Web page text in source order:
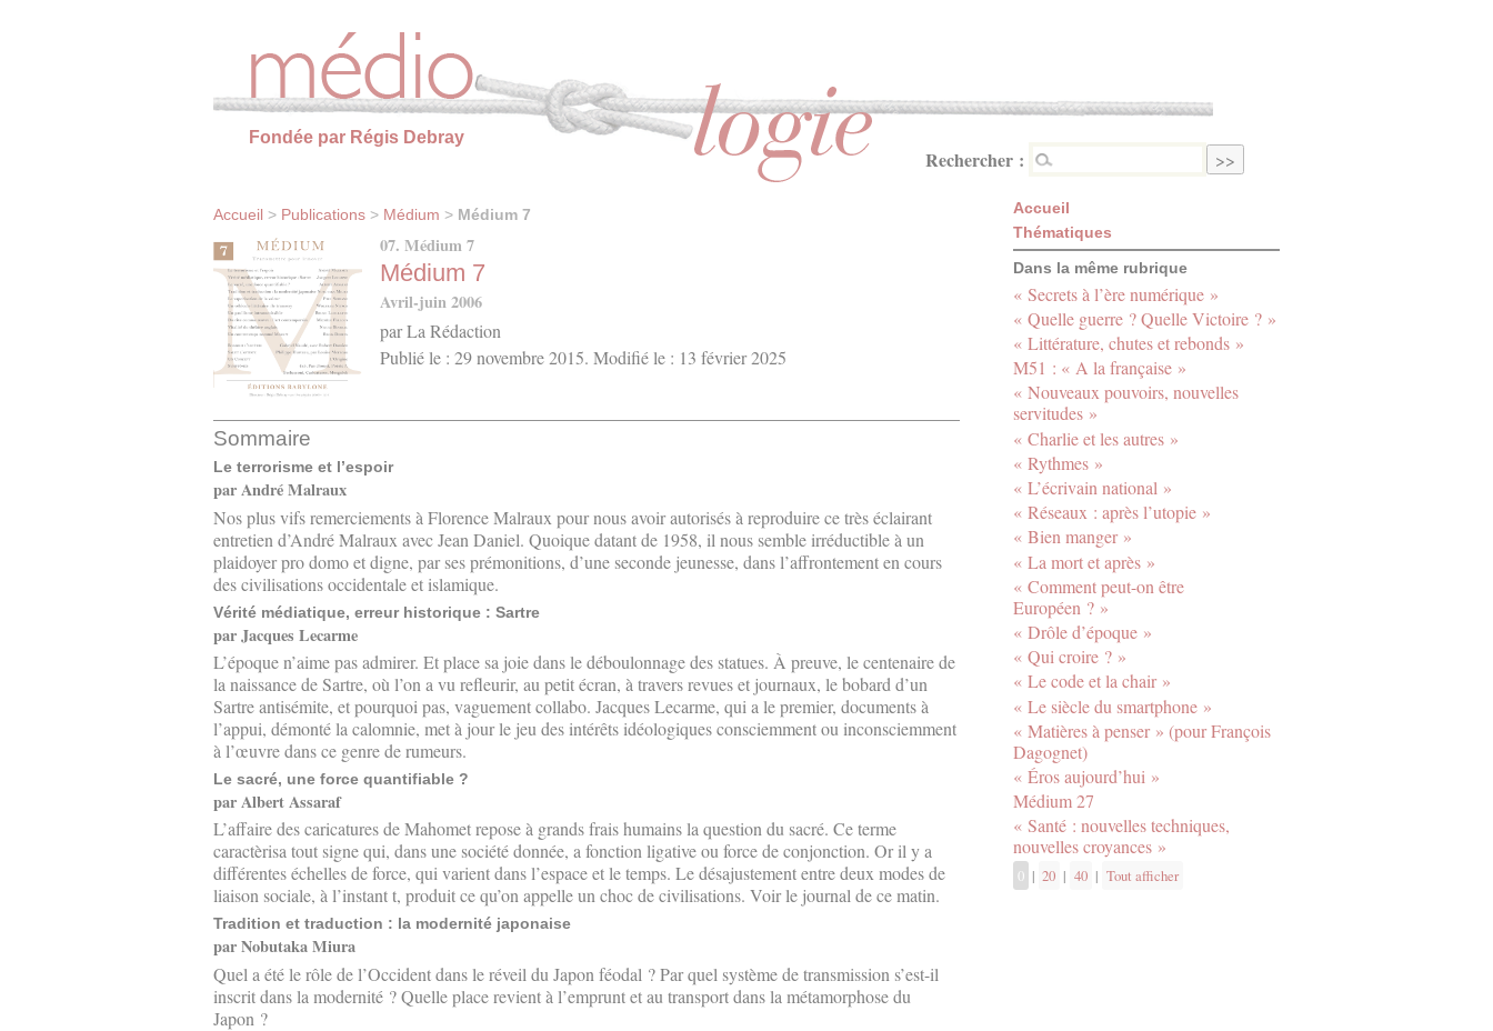
Fondée par Régis Debray
Rechercher :
Accueil > Publications > Médium > Médium 7
07. Médium 7
Médium 7
Avril-juin 2006
par La Rédaction
Publié le : 29 novembre 2015. Modifié le : 13 février 2025
Sommaire
Le terrorisme et l’espoir
par André Malraux
Nos plus vifs remerciements à Florence Malraux pour nous avoir autorisés à reproduire ce très éclairant
entretien d’André Malraux avec Jean Daniel. Quoique datant de 1958, il nous semble irréductible à un
plaidoyer pro domo et digne, par ses prémonitions, d’une seconde jeunesse, dans l’affrontement en cours
des civilisations occidentale et islamique.
Vérité médiatique, erreur historique : Sartre
par Jacques Lecarme
L’époque n’aime pas admirer. Et place sa joie dans le déboulonnage des statues. À preuve, le centenaire de
la naissance de Sartre, où l’on a vu refleurir, au petit écran, à travers revues et journaux, le bobard d’un
Sartre antisémite, et pourquoi pas, vaguement collabo. Jacques Lecarme, qui a le premier, documents à
l’appui, démonté la calomnie, met à jour le jeu des intérêts idéologiques consciemment ou inconsciemment
à l’œuvre dans ce genre de rumeurs.
Le sacré, une force quantifiable ?
par Albert Assaraf
L’affaire des caricatures de Mahomet repose à grands frais humains la question du sacré. Ce terme
caractèrisa tout signe qui, dans une société donnée, a fonction ligative ou force de conjonction. Or il y a
différentes échelles de force, qui varient dans l’espace et le temps. Le désajustement entre deux modes de
liaison sociale, à l’instant t, produit ce qu’on appelle un choc de civilisations. Voir le journal de ce matin.
Tradition et traduction : la modernité japonaise
par Nobutaka Miura
Quel a été le rôle de l’Occident dans le réveil du Japon féodal ? Par quel système de transmission s’est-il
inscrit dans la modernité ? Quelle place revient à l’emprunt et au transport dans la métamorphose du
Japon ?
Accueil
Thématiques
Dans la même rubrique
« Secrets à l’ère numérique »
« Quelle guerre ? Quelle Victoire ? »
« Littérature, chutes et rebonds »
M51 : « A la française »
« Nouveaux pouvoirs, nouvelles
servitudes »
« Charlie et les autres »
« Rythmes »
« L’écrivain national »
« Réseaux : après l’utopie »
« Bien manger »
« La mort et après »
« Comment peut-on être
Européen ? »
« Drôle d’époque »
« Qui croire ? »
« Le code et la chair »
« Le siècle du smartphone »
« Matières à penser » (pour François
Dagognet)
« Éros aujourd’hui »
Médium 27
« Santé : nouvelles techniques,
nouvelles croyances »
0 | 20 | 40 | Tout afficher